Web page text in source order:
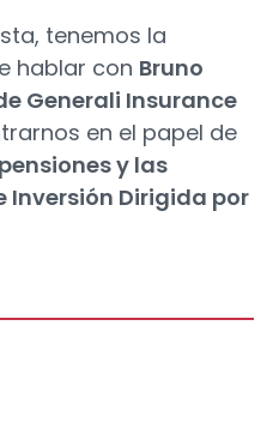
tenemos la
hablar con Bruno
Generali Insurance
en el papel de
y las
Inversión Dirigida por